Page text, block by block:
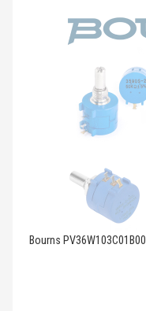
Bourns PV36W103C01B00